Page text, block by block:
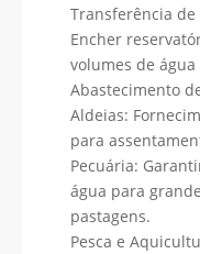
Transferência de
Encher
volumes de
Abastecimento
Aldeias:
para
Pecuária:
água para
pastagens.
Pesca e